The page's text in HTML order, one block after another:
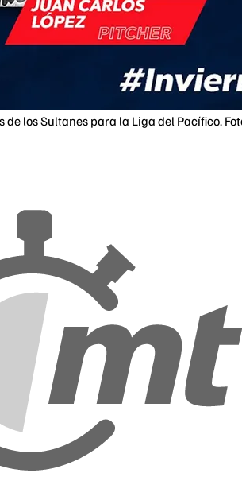
de los Sultanes para la Liga del Pacífico.